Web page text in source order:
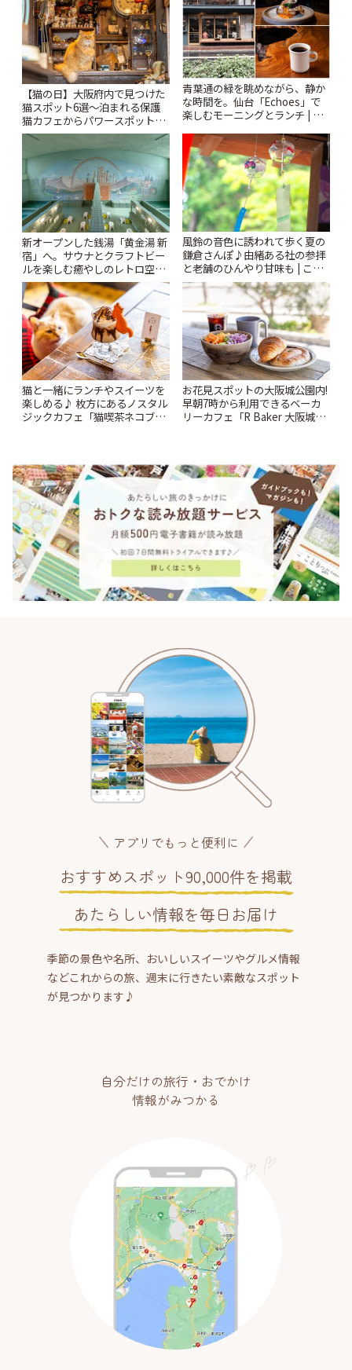
【猫の日】大阪府内で見つけた
猫スポット6選〜泊まれる保護
猫カフェからパワースポットま
で〜 | ことりっぷ
青葉通の緑を眺めながら、静か
な時間を。仙台「Echoes」で
楽しむモーニングとランチ | こ
新オープンした銭湯「黄金湯 新
宿」へ。サウナとクラフトビー
ルを楽しむ癒やしのレトロ空間
| ことりっぷ
風鈴の音色に誘われて歩く夏の
鎌倉さんぽ♪由緒ある社の参拝
と老舗のひんやり甘味も | こと
りっぷ
猫と一緒にランチやスイーツを
楽しめる♪ 枚方にあるノスタル
ジックカフェ「猫喫茶ネコブ」
お花見スポットの大阪城公園内!
早朝7時から利用できるベーカ
リーカフェ「R Baker 大阪城公
アプリでもっと便利に
おすすめスポット90,000件を掲載
あたらしい情報を毎日お届け
季節の景色や名所、おいしいスイーツやグルメ情報
などこれからの旅、週末に行きたい素敵なスポット
が見つかります♪
自分だけの旅行・おでかけ
情報がみつかる